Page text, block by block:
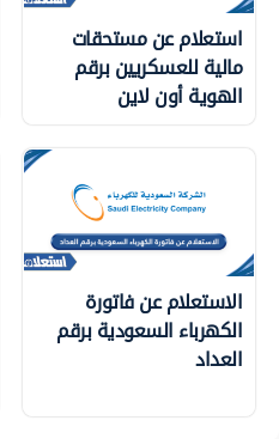
استعلام عن مستحقات
مالية للعسكريين برقم
الهوية أون لاين
الاستعلام عن فاتورة
الكهرباء السعودية برقم
العداد